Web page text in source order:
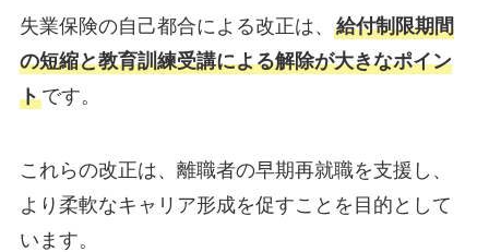
失業保険の自己都合による改正は、 給付制限期間
の短縮と教育訓練受講による解除が大きなポイン
トです。
これらの改正は、離職者の早期再就職を支援し、
より柔軟なキャリア形成を促すことを目的として
います。